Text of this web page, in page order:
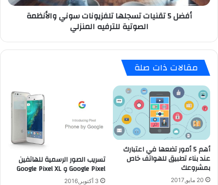
للترفيه
المنزلي
أفضل 5 تقنيات تسجلها تلفزيونات سوني والأنظمة
الصوتية للترفيه المنزلي
مقالات ذات صلة
أهم 5 أمور تضعها في اعتبارك
عند بناء تطبيق للهواتف خاص
بمشروعك
20 مايو,2017
تسريب الصور الرسمية للهاتفين
Google Pixel و Google Pixel XL
3 أكتوبر,2016